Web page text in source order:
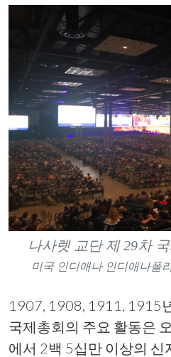
나사렛 교단 제 29차
미국 인디애나 인디애나폴
1907, 1908, 1911, 1915
국제총회의 주요 활동은
에서 2백 5십만 이상의 신